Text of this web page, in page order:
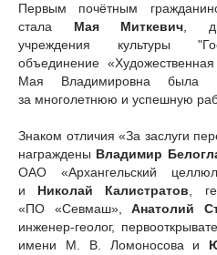
Первым почётным
стала Мая Миткевич ,
учреждения культуры
объединение
Мая Владимировна была
за многолетнюю и успешную
Знаком отличия «За заслуги
награждены Владимир
ОАО «Архангельский
и Николай Калистратов ,
«ПО «Севмаш», Анатолий
инженер-геолог,
имени М. В. Ломоносова и